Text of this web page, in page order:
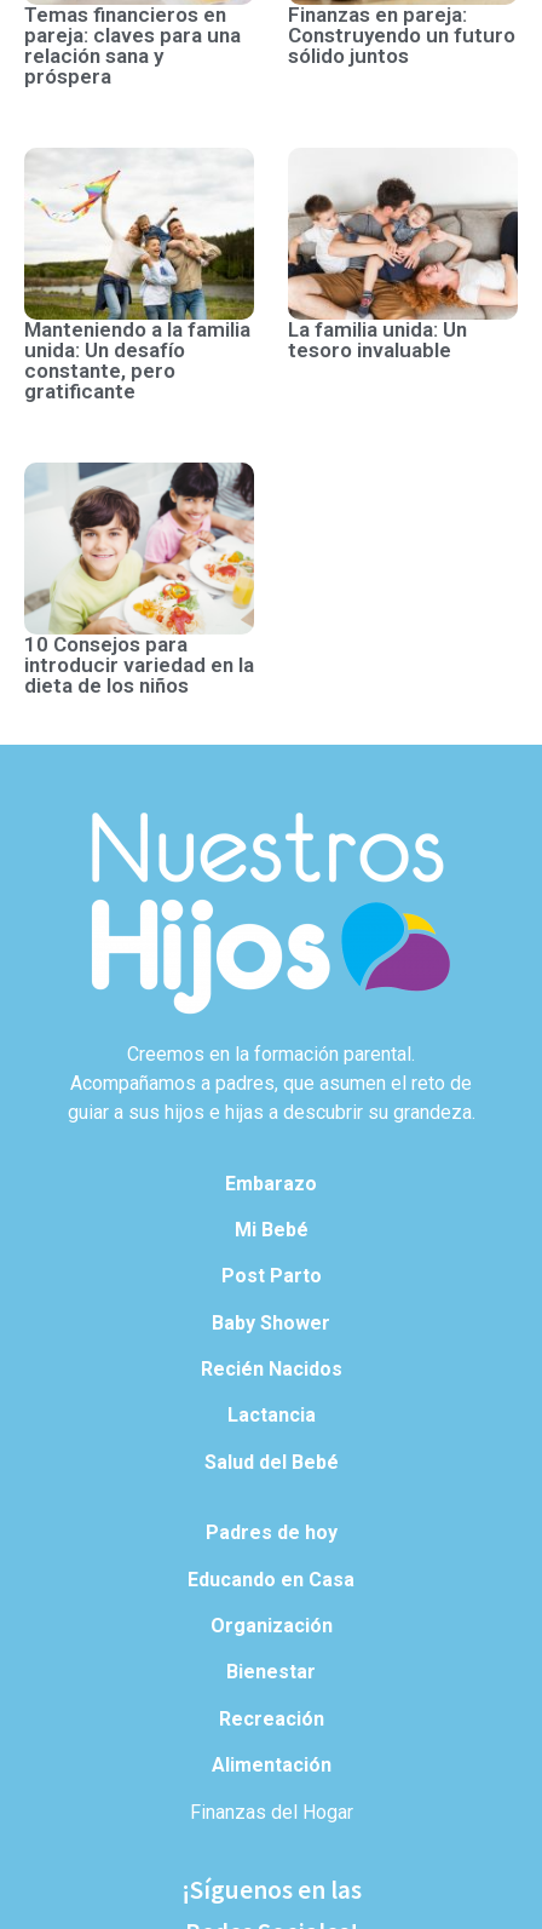
Temas financieros en
pareja: claves para una
relación sana y
próspera
Finanzas en pareja:
Construyendo un futuro
sólido juntos
Manteniendo a la familia
unida: Un desafío
constante, pero
gratificante
La familia unida: Un
tesoro invaluable
10 Consejos para
introducir variedad en la
dieta de los niños
Creemos en la formación parental.
Acompañamos a padres, que asumen el reto de
guiar a sus hijos e hijas a descubrir su grandeza.
Embarazo
Mi Bebé
Post Parto
Baby Shower
Recién Nacidos
Lactancia
Salud del Bebé
Padres de hoy
Educando en Casa
Organización
Bienestar
Recreación
Alimentación
Finanzas del Hogar
¡Síguenos en las